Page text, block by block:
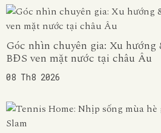
Góc nhìn chuyên gia: Xu
BĐS ven mặt nước tại châu Âu
08 Th8 2026